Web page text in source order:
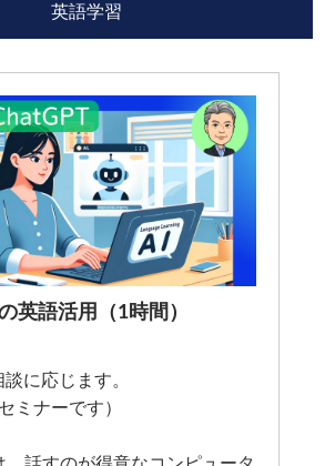
英語学習
英語活用（1時間）
に応じます。
ミナーです）